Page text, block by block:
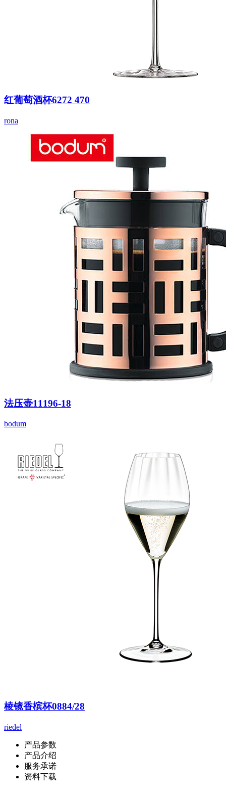
红葡萄酒杯6272 470
rona
法压壶11196-18
bodum
棱镜香槟杯0884/28
riedel
产品参数
产品介绍
服务承诺
资料下载